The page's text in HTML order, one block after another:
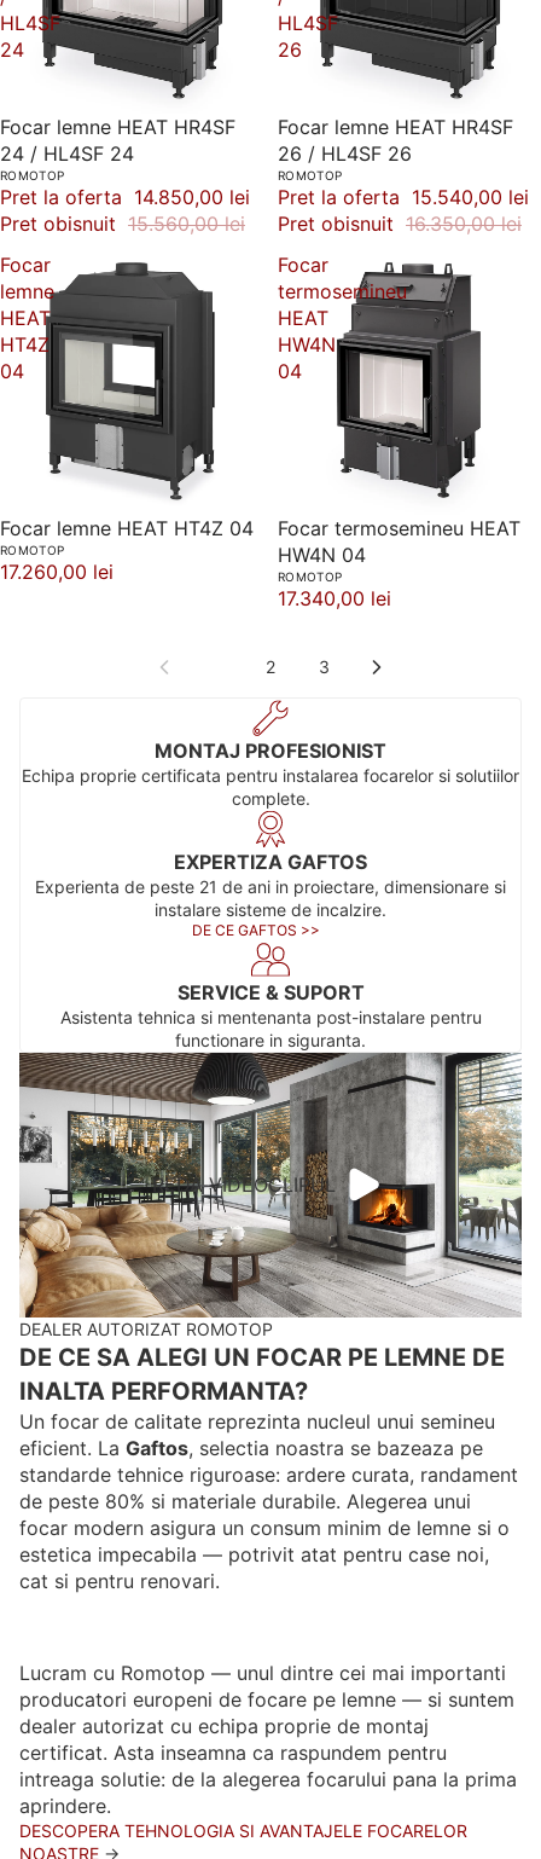
HL4SF
24
-5%
Focar lemne HEAT HR4SF
24 / HL4SF 24
ROMOTOP
Pret la oferta 14.850,00 lei
Pret obisnuit 15.560,00 lei
HL4SF
26
-5%
Focar lemne HEAT HR4SF
26 / HL4SF 26
ROMOTOP
Pret la oferta 15.540,00 lei
Pret obisnuit 16.350,00 lei
Focar
lemne
HEAT
HT4Z
04
Focar lemne HEAT HT4Z 04
ROMOTOP
17.260,00 lei
Focar
termosemineu
HEAT
HW4N
04
Focar termosemineu HEAT
HW4N 04
ROMOTOP
17.340,00 lei
2 3
MONTAJ PROFESIONIST
Echipa proprie certificata pentru instalarea focarelor si solutiilor
complete.
EXPERTIZA GAFTOS
Experienta de peste 21 de ani in proiectare, dimensionare si
instalare sisteme de incalzire.
DE CE GAFTOS >>
SERVICE & SUPORT
Asistenta tehnica si mentenanta post-instalare pentru
functionare in siguranta.
REDA VIDEOCLIPUL
DEALER AUTORIZAT ROMOTOP
DE CE SA ALEGI UN FOCAR PE LEMNE DE
INALTA PERFORMANTA?
Un focar de calitate reprezinta nucleul unui semineu
eficient. La Gaftos, selectia noastra se bazeaza pe
standarde tehnice riguroase: ardere curata, randament
de peste 80% si materiale durabile. Alegerea unui
focar modern asigura un consum minim de lemne si o
estetica impecabila — potrivit atat pentru case noi,
cat si pentru renovari.
Lucram cu Romotop — unul dintre cei mai importanti
producatori europeni de focare pe lemne — si suntem
dealer autorizat cu echipa proprie de montaj
certificat. Asta inseamna ca raspundem pentru
intreaga solutie: de la alegerea focarului pana la prima
aprindere.
DESCOPERA TEHNOLOGIA SI AVANTAJELE FOCARELOR
NOASTRE →